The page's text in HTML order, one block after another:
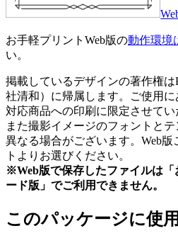
お手軽プリントWeb版の動作環境
い。
掲載しているデザインの著作権
社清和）に帰属します。ご使用
対応商品への印刷に限定させてい
また撮影イメージのフォントと
異なる場合がございます。Web
トよりお選びください。
※Web版で保存したファイルは「
ード版」でご利用できません。
このパッケージに使